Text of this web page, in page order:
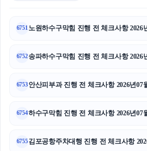
인스
안산
6751 노원하수구막힘 진행 전 체크사항 2026
6752송파하수구막힘 진행 전 체크사항 2026
6753안산피부과 진행 전 체크사항 2026년07
6754하수구막힘 진행 전 체크사항 2026년07
6755김포공항주차대행 진행 전 체크사항